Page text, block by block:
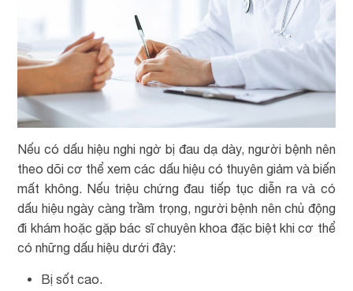
Nếu có dấu hiệu nghi ngờ bị đau dạ dày, người bệnh nên
theo dõi cơ thể xem các dấu hiệu có thuyên giảm và biến
mất không. Nếu triệu chứng đau tiếp tục diễn ra và có
dấu hiệu ngày càng trầm trọng, người bệnh nên chủ động
đi khám hoặc gặp bác sĩ chuyên khoa đặc biệt khi cơ thể
có những dấu hiệu dưới đây:
Bị sốt cao.